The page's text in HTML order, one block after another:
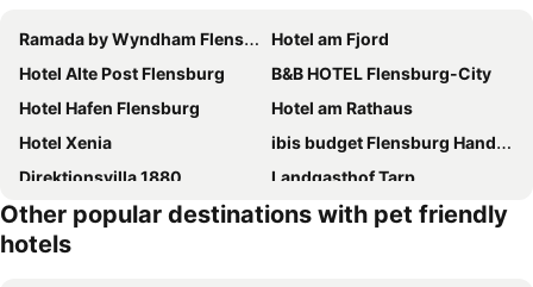
Ramada by Wyndham Flensburg
Hotel am Fjord
Hotel Alte Post Flensburg
B&B HOTEL Flensburg-City
Hotel Hafen Flensburg
Hotel am Rathaus
Hotel Xenia
ibis budget Flensburg Handewitt
Direktionsvilla 1880
Landgasthof Tarp
Hotel Nordig
Hotel garni Godenhof
Hotel am Wasserturm
Other popular destinations with pet friendly
hotels